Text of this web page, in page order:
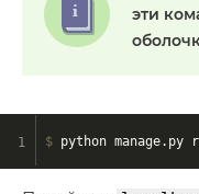
эти
$ python manage.py